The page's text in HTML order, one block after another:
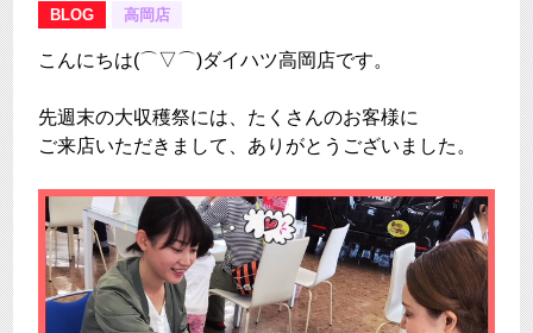
BLOG
高岡店
こんにちは(⌒▽⌒)ダイハツ高岡店です。
先週末の大収穫祭には、たくさんのお客様に
ご来店いただきまして、ありがとうございました。